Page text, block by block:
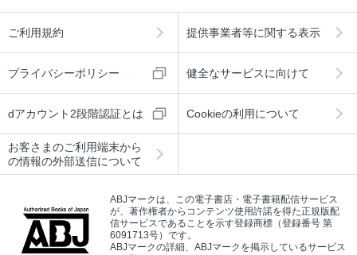
ご利用規約 提供事業者等に関する表示
プライバシーポリシー 健全なサービスに向けて
dアカウント2段階認証とは Cookieの利用について
お客さまのご利用端末から
の情報の外部送信について
ABJマークは、この電子書店・電子書籍配信サービス
が、著作権者からコンテンツ使用許諾を得た正規版配
信サービスであることを示す登録商標（登録番号 第
6091713号）です。
ABJマークの詳細、ABJマークを掲示しているサービス